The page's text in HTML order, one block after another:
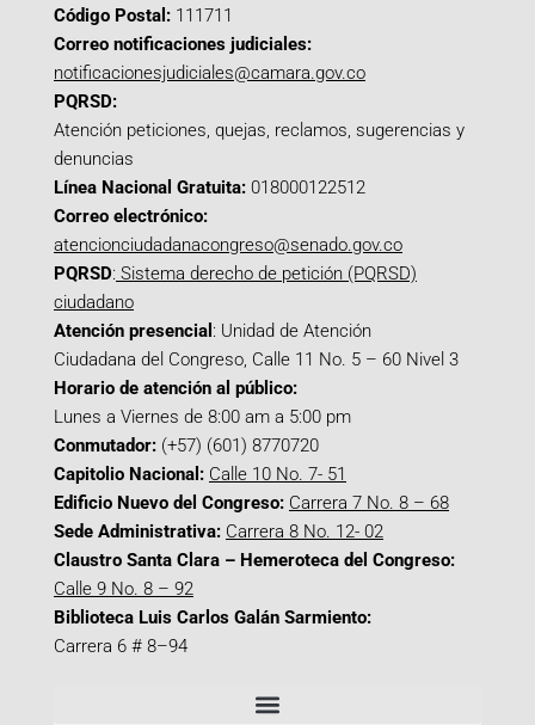
Código Postal: 111711
Correo notificaciones judiciales:
notificacionesjudiciales@camara.gov.co
PQRSD:
Atención peticiones, quejas, reclamos, sugerencias y
denuncias
Línea Nacional Gratuita: 018000122512
Correo electrónico:
atencionciudadanacongreso@senado.gov.co
PQRSD: Sistema derecho de petición (PQRSD)
ciudadano
Atención presencial : Unidad de Atención
Ciudadana del Congreso, Calle 11 No. 5 – 60 Nivel 3
Horario de atención al público:
Lunes a Viernes de 8:00 am a 5:00 pm
Conmutador: (+57) (601) 8770720
Capitolio Nacional: Calle 10 No. 7- 51
Edificio Nuevo del Congreso: Carrera 7 No. 8 – 68
Sede Administrativa: Carrera 8 No. 12- 02
Claustro Santa Clara – Hemeroteca del Congreso:
Calle 9 No. 8 – 92
Biblioteca Luis Carlos Galán Sarmiento:
Carrera 6 # 8–94